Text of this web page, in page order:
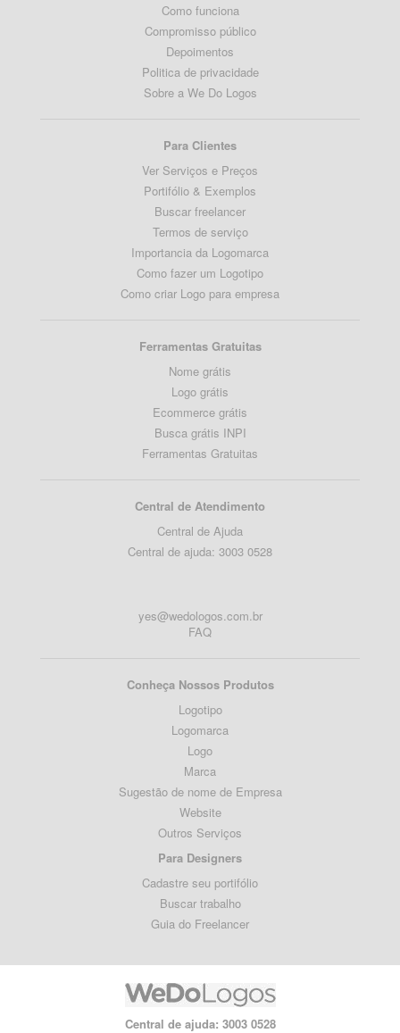
Como funciona
Compromisso público
Depoimentos
Politica de privacidade
Sobre a We Do Logos
Para Clientes
Ver Serviços e Preços
Portifólio & Exemplos
Buscar freelancer
Termos de serviço
Importancia da Logomarca
Como fazer um Logotipo
Como criar Logo para empresa
Ferramentas Gratuitas
Nome grátis
Logo grátis
Ecommerce grátis
Busca grátis INPI
Ferramentas Gratuitas
Central de Atendimento
Central de Ajuda
Central de ajuda: 3003 0528
yes@wedologos.com.br
FAQ
Conheça Nossos Produtos
Logotipo
Logomarca
Logo
Marca
Sugestão de nome de Empresa
Website
Outros Serviços
Para Designers
Cadastre seu portifólio
Buscar trabalho
Guia do Freelancer
Central de ajuda: 3003 0528